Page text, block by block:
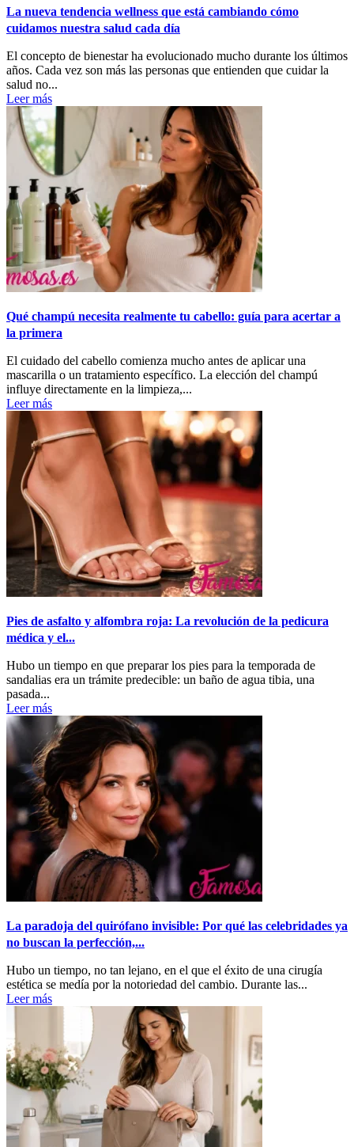
La nueva tendencia wellness que está cambiando cómo
cuidamos nuestra salud cada día
El concepto de bienestar ha evolucionado mucho durante los últimos
años. Cada vez son más las personas que entienden que cuidar la
salud no...
Leer más
Qué champú necesita realmente tu cabello: guía para acertar a
la primera
El cuidado del cabello comienza mucho antes de aplicar una
mascarilla o un tratamiento específico. La elección del champú
influye directamente en la limpieza,...
Leer más
Pies de asfalto y alfombra roja: La revolución de la pedicura
médica y el...
Hubo un tiempo en que preparar los pies para la temporada de
sandalias era un trámite predecible: un baño de agua tibia, una
pasada...
Leer más
La paradoja del quirófano invisible: Por qué las celebridades ya
no buscan la perfección,...
Hubo un tiempo, no tan lejano, en el que el éxito de una cirugía
estética se medía por la notoriedad del cambio. Durante las...
Leer más